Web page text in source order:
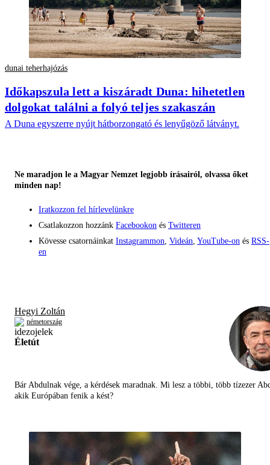
dunai teherhajózás
Időkapszula lett a kiszáradt Duna: hihetetlen
dolgokat találni a folyó teljes szakaszán
A Duna egyszerre nyújt hátborzongató és lenyűgöző látványt.
Ne maradjon le a Magyar Nemzet legjobb írásairól, olvassa őket
minden nap!
Iratkozzon fel hírlevelünkre
Csatlakozzon hozzánk Facebookon és Twitteren
Kövesse csatornáinkat Instagrammon, Videán, YouTube-on és RSS-
en
Hegyi Zoltán
németország
Életút
Bár Abdulnak vége, a kérdések maradnak. Mi lesz a többi, több tízezer
akik Európában fenik a kést?